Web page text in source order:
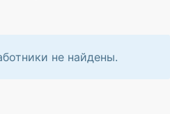
не найдены.